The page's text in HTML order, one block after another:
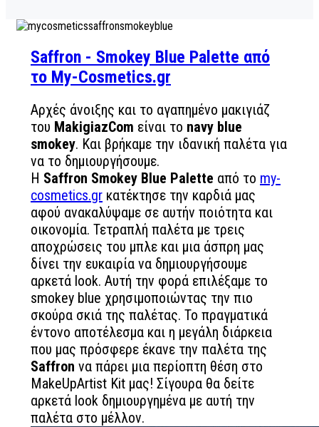
Saffron - Smokey Blue Palette από
το My-Cosmetics.gr
Αρχές άνοιξης και το αγαπημένο μακιγιάζ
του MakigiazCom είναι το navy blue
smokey. Και βρήκαμε την ιδανική παλέτα για
να το δημιουργήσουμε.
Η Saffron Smokey Blue Palette από το my-
cosmetics.gr κατέκτησε την καρδιά μας
αφού ανακαλύψαμε σε αυτήν ποιότητα και
οικονομία. Τετραπλή παλέτα με τρεις
αποχρώσεις του μπλε και μια άσπρη μας
δίνει την ευκαιρία να δημιουργήσουμε
αρκετά look. Αυτή την φορά επιλέξαμε το
smokey blue χρησιμοποιώντας την πιο
σκούρα σκιά της παλέτας. Το πραγματικά
έντονο αποτέλεσμα και η μεγάλη διάρκεια
που μας πρόσφερε έκανε την παλέτα της
Saffron να πάρει μια περίοπτη θέση στο
MakeUpArtist Kit μας! Σίγουρα θα δείτε
αρκετά look δημιουργημένα με αυτή την
παλέτα στο μέλλον.